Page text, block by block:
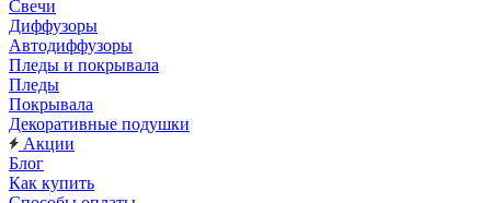
Свечи
Диффузоры
Автодиффузоры
Пледы и покрывала
Пледы
Покрывала
Декоративные подушки
Акции
Блог
Как купить